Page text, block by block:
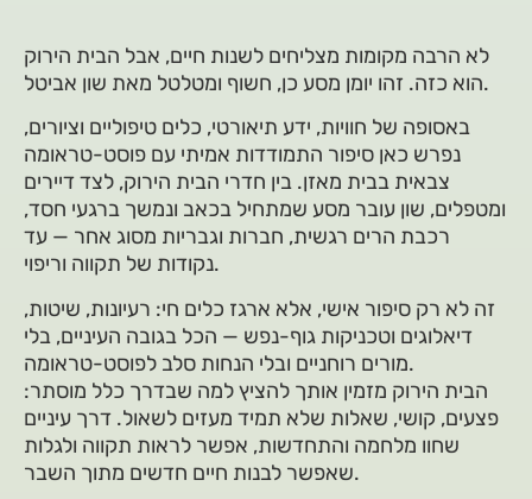
לא הרבה מקומות מצליחים לשנות חיים, אבל הבית הירוק
הוא כזה. זהו יומן מסע כן, חשוף ומטלטל מאת שון אביטל.
באסופה של חוויות, ידע תיאורטי, כלים טיפוליים וציורים,
נפרש כאן סיפור התמודדות אמיתי עם פוסט-טראומה
צבאית בבית מאזן. בין חדרי הבית הירוק, לצד דיירים
ומטפלים, שון עובר מסע שמתחיל בכאב ונמשך ברגעי חסד,
רכבת הרים רגשית, חברות וגבריות מסוג אחר — עד
נקודות של תקווה וריפוי.
זה לא רק סיפור אישי, אלא ארגז כלים חי: רעיונות, שיטות,
דיאלוגים וטכניקות גוף-נפש — הכל בגובה העיניים, בלי
מורים רוחניים ובלי הנחות סלב לפוסט-טראומה.
הבית הירוק מזמין אותך להציץ למה שבדרך כלל מוסתר:
פצעים, קושי, שאלות שלא תמיד מעזים לשאול. דרך עיניים
שחוו מלחמה והתחדשות, אפשר לראות תקווה ולגלות
שאפשר לבנות חיים חדשים מתוך השבר.